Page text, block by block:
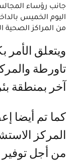
جانب رؤساء
اليوم الخميس
من المراكز الصحية
ويتعلق الأمر بكل من المركز الصحي القروي
تاورطة
آخر بمنطقة
كما تم أيضا
المركز
من أجل